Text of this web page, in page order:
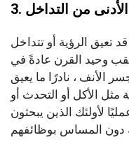
الرؤية أو تتداخل
وحيد القرن عادةً في
الأنف ، نادرًا ما يعيق
مثل الأكل أو التحدث أو
لأولئك الذين يبحثون